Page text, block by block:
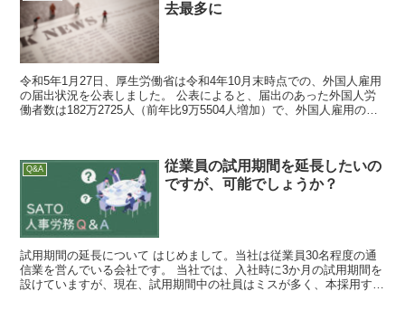
去最多に
令和5年1月27日、厚生労働省は令和4年10月末時点での、外国人雇用
の届出状況を公表しました。 公表によると、届出のあった外国人労
働者数は182万2725人（前年比9万5504人増加）で、外国人雇用の届
Q&A
従業員の試用期間を延長したいの
ですが、可能でしょうか？
試用期間の延長について はじめまして。当社は従業員30名程度の通
信業を営んでいる会社です。 当社では、入社時に3か月の試用期間を
設けていますが、現在、試用期間中の社員はミスが多く、本採用する